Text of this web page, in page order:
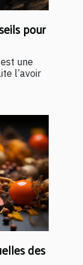
pour
une
l’avoir
des